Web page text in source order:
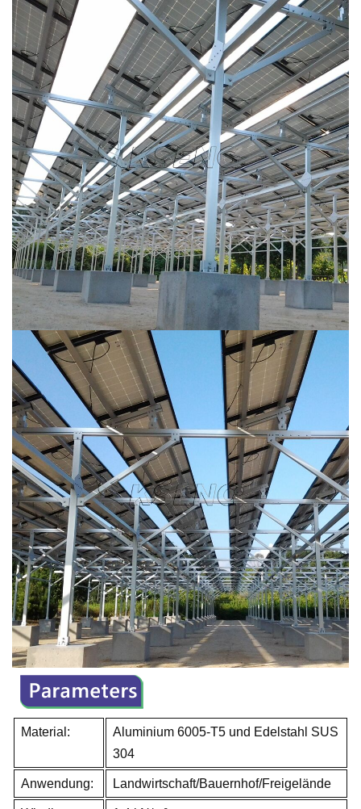
Material:
Aluminium 6005-T5 und Edelstahl SUS
304
Anwendung: Landwirtschaft/Bauernhof/Freigelände